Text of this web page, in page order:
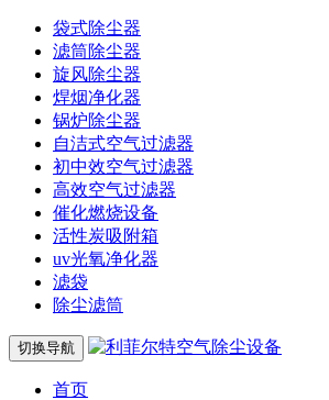
袋式除尘器
滤筒除尘器
旋风除尘器
焊烟净化器
锅炉除尘器
自洁式空气过滤器
初中效空气过滤器
高效空气过滤器
催化燃烧设备
活性炭吸附箱
uv光氧净化器
滤袋
除尘滤筒
切换导航
首页